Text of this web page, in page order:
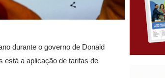
durante o governo de Donald
está a aplicação de tarifas de